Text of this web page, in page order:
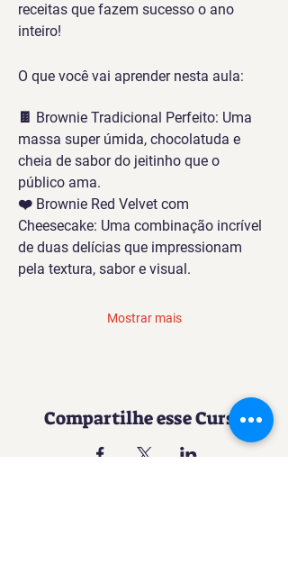
receitas que fazem sucesso o ano
inteiro!
O que você vai aprender nesta aula:
🍫 Brownie Tradicional Perfeito: Uma
massa super úmida, chocolatuda e
cheia de sabor do jeitinho que o
público ama.
❤️ Brownie Red Velvet com
Cheesecake: Uma combinação incrível
de duas delícias que impressionam
pela textura, sabor e visual.
Mostrar mais
Compartilhe esse Curso